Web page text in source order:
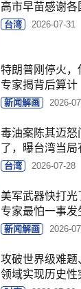
高市早苗感谢各
台湾 2026-07-31
特朗普刚停火，
专家揭背后算计
新闻解画 2026-
毒油案陈其迈
了，曝台湾当局
台湾 2026-07-28
美军武器快打光
专家最怕一事发
新闻解画 2026-
攻破世界级难
领域实现历史性